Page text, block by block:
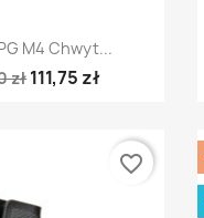
podgląd
M4 Chwyt...
zł111,75 zł
favorite_border